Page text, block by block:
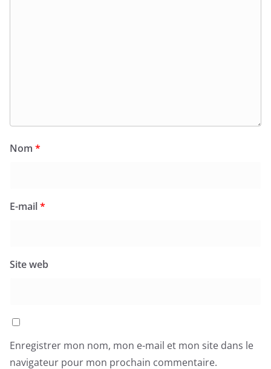
Nom *
E-mail*
Site web
Enregistrer mon nom, mon e-mail et mon site dans le
navigateur pour mon prochain commentaire.